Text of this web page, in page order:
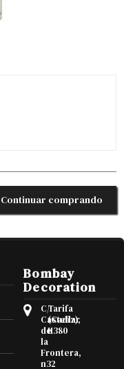
Continuar comprando
Bombay
Decoration
C/
Castellar
de
la
Frontera,
n32
Tarifa
(Cadiz),
11380